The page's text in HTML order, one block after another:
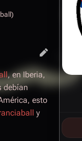
, en Iberia,
debían
esto
y